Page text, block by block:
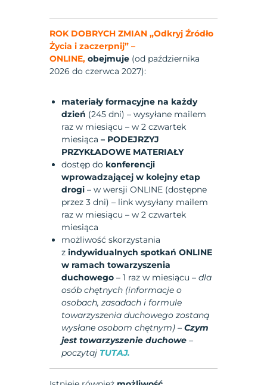
ROK DOBRYCH ZMIAN „Odkryj Źródło
Życia i zaczerpnij” –
ONLINE,obejmuje (od października
2026 do czerwca 2027):
materiały formacyjne na każdy
dzień (245 dni) – wysyłane mailem
raz w miesiącu – w 2 czwartek
miesiąca– PODEJRZYJ
PRZYKŁADOWE MATERIAŁY
dostęp do konferencji
wprowadzającej w kolejny etap
drogi – w wersji ONLINE (dostępne
przez 3 dni) – link wysyłany mailem
raz w miesiącu – w 2 czwartek
miesiąca
możliwość skorzystania
zindywidualnych spotkań ONLINE
w ramach towarzyszenia
duchowego – 1 raz w miesiącu –dla
osób chętnych (informacje o
osobach, zasadach i formule
towarzyszenia duchowego zostaną
wysłane osobom chętnym) –Czym
jest towarzyszenie duchowe –
poczytaj TUTAJ.